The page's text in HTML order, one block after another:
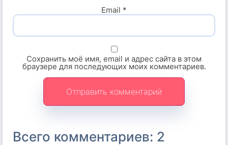
Всего комментариев: 2
Email *
Сохранить моё имя, email и адрес сайта в этом
браузере для последующих моих комментариев.